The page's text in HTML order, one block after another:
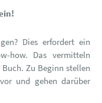
Dies erfordert ein
how. Das vermitteln
Zu Beginn stellen
und gehen darüber